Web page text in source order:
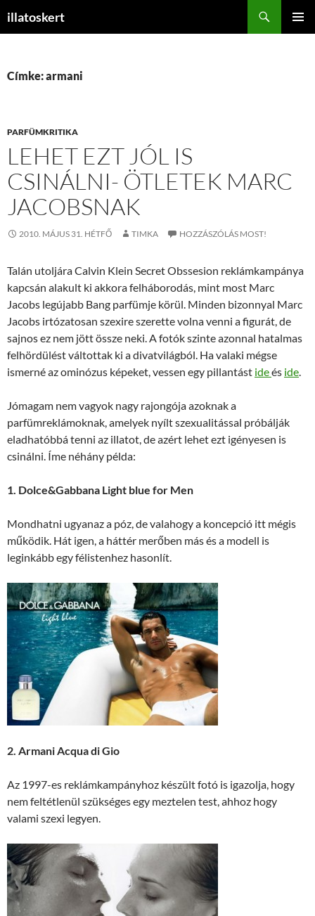
illatoskert
Címke: armani
PARFÜMKRITIKA
LEHET EZT JÓL IS
CSINÁLNI- ÖTLETEK MARC
JACOBSNAK
2010. MÁJUS 31. HÉTFŐ TIMKA HOZZÁSZÓLÁS MOST!
Talán utoljára Calvin Klein Secret Obssesion reklámkampánya
kapcsán alakult ki akkora felháborodás, mint most Marc
Jacobs legújabb Bang parfümje körül. Minden bizonnyal Marc
Jacobs irtózatosan szexire szerette volna venni a figurát, de
sajnos ez nem jött össze neki. A fotók szinte azonnal hatalmas
felhördülést váltottak ki a divatvilágból. Ha valaki mégse
ismerné az ominózus képeket, vessen egy pillantást ideés ide.
Jómagam nem vagyok nagy rajongója azoknak a
parfümreklámoknak, amelyek nyílt szexualitással próbálják
eladhatóbbá tenni az illatot, de azért lehet ezt igényesen is
csinálni. Íme néhány példa:
1. Dolce&Gabbana Light blue for Men
Mondhatni ugyanaz a póz, de valahogy a koncepció itt mégis
működik. Hát igen, a háttér merőben más és a modell is
leginkább egy félistenhez hasonlít.
2. Armani Acqua di Gio
Az 1997-es reklámkampányhoz készült fotó is igazolja, hogy
nem feltétlenül szükséges egy meztelen test, ahhoz hogy
valami szexi legyen.